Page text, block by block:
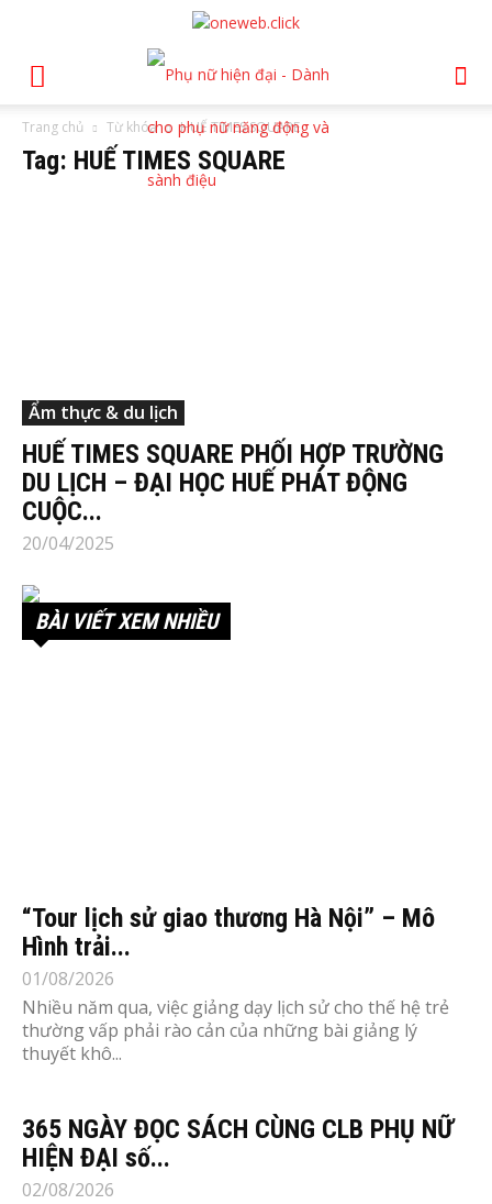
Trang chủ Từ khóa HUẾ TIMES SQUARE
Tag: HUẾ TIMES SQUARE
Ẩm thực & du lịch
HUẾ TIMES SQUARE PHỐI HỢP TRƯỜNG
DU LỊCH – ĐẠI HỌC HUẾ PHÁT ĐỘNG
CUỘC...
20/04/2025
BÀI VIẾT XEM NHIỀU
“Tour lịch sử giao thương Hà Nội” – Mô
Hình trải...
01/08/2026
Nhiều năm qua, việc giảng dạy lịch sử cho thế hệ trẻ
thường vấp phải rào cản của những bài giảng lý
thuyết khô...
365 NGÀY ĐỌC SÁCH CÙNG CLB PHỤ NỮ
HIỆN ĐẠI số...
02/08/2026